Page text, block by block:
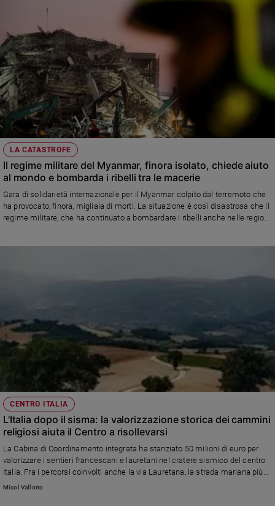
fede
Parola
del
giorno
Santo
del
giorno
Società
e
valori
Ambiente
Creato
Diritti
della
settimana
Migranti
Costume
Cultura
spettacoli
Sanremo
2026
LA CATASTROFE
Il regime militare del Myanmar, finora isolato, chiede aiuto
al mondo e bombarda i ribelli tra le macerie
Gara di solidarietà internazionale per il Myanmar colpito dal terremoto che
ha provocato, finora, migliaia di morti. La situazione è così disastrosa che il
regime militare, che ha continuato a bombardare i ribelli anche nelle regioni
CENTRO ITALIA
L'Italia dopo il sisma: la valorizzazione storica dei cammini
religiosi aiuta il Centro a risollevarsi
La Cabina di Coordinamento integrata ha stanziato 50 milioni di euro per
valorizzare i sentieri francescani e lauretani nel cratere sismico del centro
Italia. Fra i percorsi coinvolti anche la via Lauretana, la strada mariana più
antica del mondo
Micol Vallotto